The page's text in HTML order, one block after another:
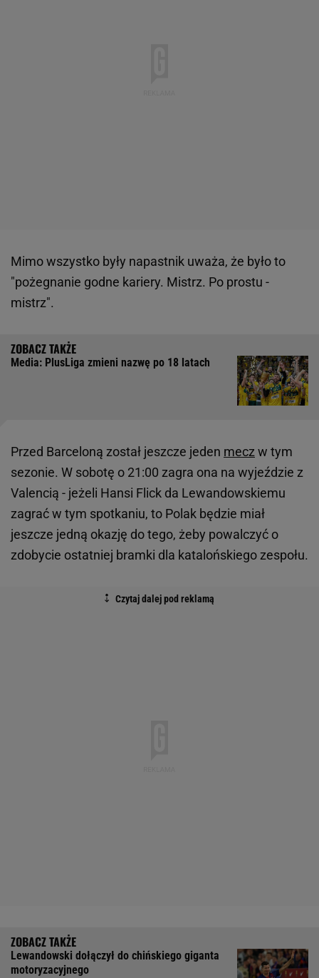
Mimo wszystko były napastnik uważa, że było to
"pożegnanie godne kariery. Mistrz. Po prostu -
mistrz".
Media: PlusLiga zmieni nazwę po 18 latach
Przed Barceloną został jeszcze jeden meczw tym
sezonie. W sobotę o 21:00 zagra ona na wyjeździe z
Valencią - jeżeli Hansi Flick da Lewandowskiemu
zagrać w tym spotkaniu, to Polak będzie miał
jeszcze jedną okazję do tego, żeby powalczyć o
zdobycie ostatniej bramki dla katalońskiego zespołu.
Lewandowski dołączył do chińskiego giganta
motoryzacyjnego